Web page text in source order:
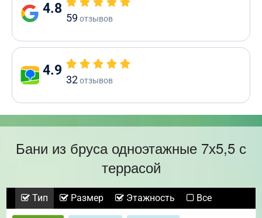
4.8
59 отзывов
4.9
32отзывов
Бани из бруса одноэтажные 7х5,5 с
террасой
Тип Размер Этажность Все